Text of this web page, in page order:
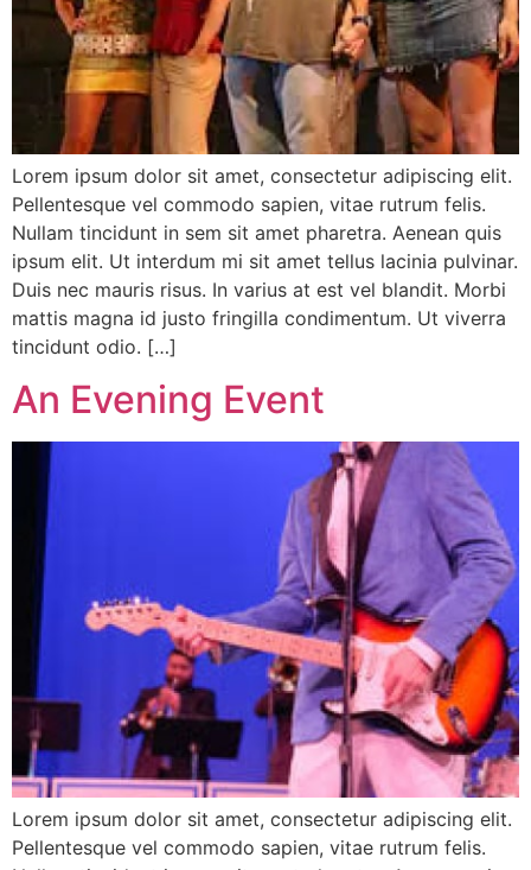
Lorem ipsum dolor sit amet, consectetur adipiscing elit.
Pellentesque vel commodo sapien, vitae rutrum felis.
Nullam tincidunt in sem sit amet pharetra. Aenean quis
ipsum elit. Ut interdum mi sit amet tellus lacinia pulvinar.
Duis nec mauris risus. In varius at est vel blandit. Morbi
mattis magna id justo fringilla condimentum. Ut viverra
tincidunt odio. […]
An Evening Event
Lorem ipsum dolor sit amet, consectetur adipiscing elit.
Pellentesque vel commodo sapien, vitae rutrum felis.